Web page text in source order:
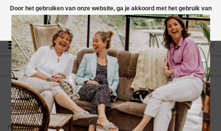
Vragen? App naar +31 58 250 1503
0
GRATIS VERZENDING NL
Vanaf € 75,-
FYSIEKE WINKEL
in Mantgum (frl)
fdad
Home>Birkenstock Gizeh BF - Black Narrow
Door het gebruiken van onze website, ga je akkoord met het gebruik van
cookies om onze website te verbeteren.
Dit bericht verbergen
Meer over cookies »